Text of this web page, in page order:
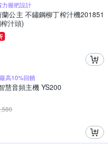
力握把設計
蘭公主 不鏽鋼柳丁榨汁機201851
汁頭)
高10%回饋
慧音頻主機 YS200